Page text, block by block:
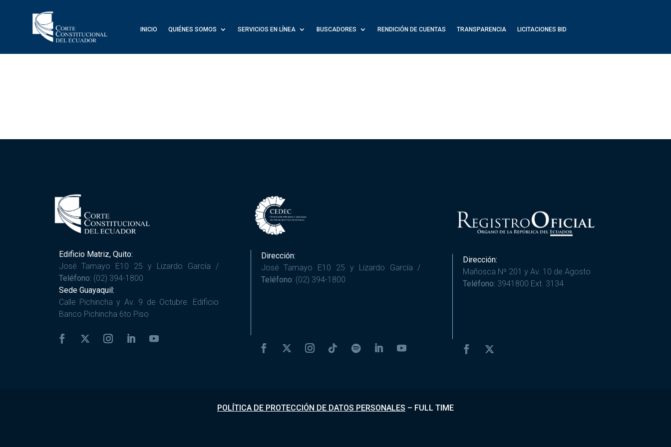
INICIO QUIÉNES SOMOS SERVICIOS EN LÍNEA BUSCADORES RENDICIÓN DE CUENTAS TRANSPARENCIA LICITACIONES BID
Edificio Matriz, Quito:
José Tamayo E10 25 y Lizardo García /
Teléfono: (02) 394-1800
Sede Guayaquil:
Calle Pichincha y Av. 9 de Octubre. Edificio
Banco Pichincha 6to Piso
Dirección:
José Tamayo E10 25 y Lizardo García /
Teléfono: (02) 394-1800
Dirección:
Mañosca Nº 201 y Av. 10 de Agosto
Teléfono: 3941800 Ext. 3134
POLÍTICA DE PROTECCIÓN DE DATOS PERSONALES – FULL TIME